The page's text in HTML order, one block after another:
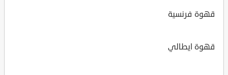
قهوة فرنسية
قهوة ايطالي